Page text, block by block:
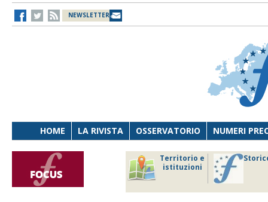
NEWSLETTER
HOME LA RIVISTA OSSERVATORIO NUMERI
Territorio e
istituzioni